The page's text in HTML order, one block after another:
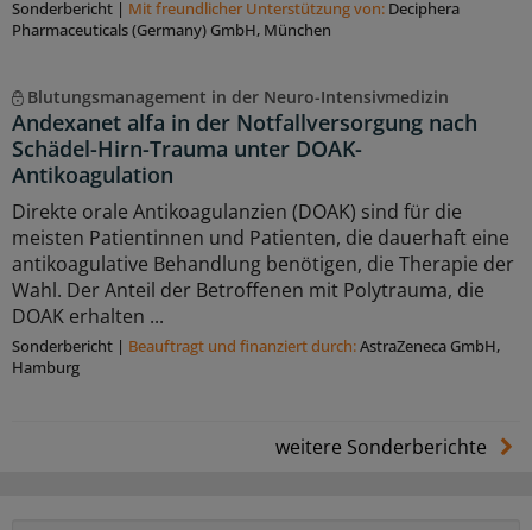
Sonderbericht | Mit freundlicher Unterstützung von: Deciphera
Pharmaceuticals (Germany) GmbH, München
Blutungsmanagement in der Neuro-Intensivmedizin
Andexanet alfa in der Notfallversorgung nach
Schädel-Hirn-Trauma unter DOAK-
Antikoagulation
Direkte orale Antikoagulanzien (DOAK) sind für die
meisten Patientinnen und Patienten, die dauerhaft eine
antikoagulative Behandlung benötigen, die Therapie der
Wahl. Der Anteil der Betroffenen mit Polytrauma, die
DOAK erhalten ...
Sonderbericht | Beauftragt und ﬁnanziert durch:AstraZeneca GmbH,
Hamburg
weitere Sonderberichte